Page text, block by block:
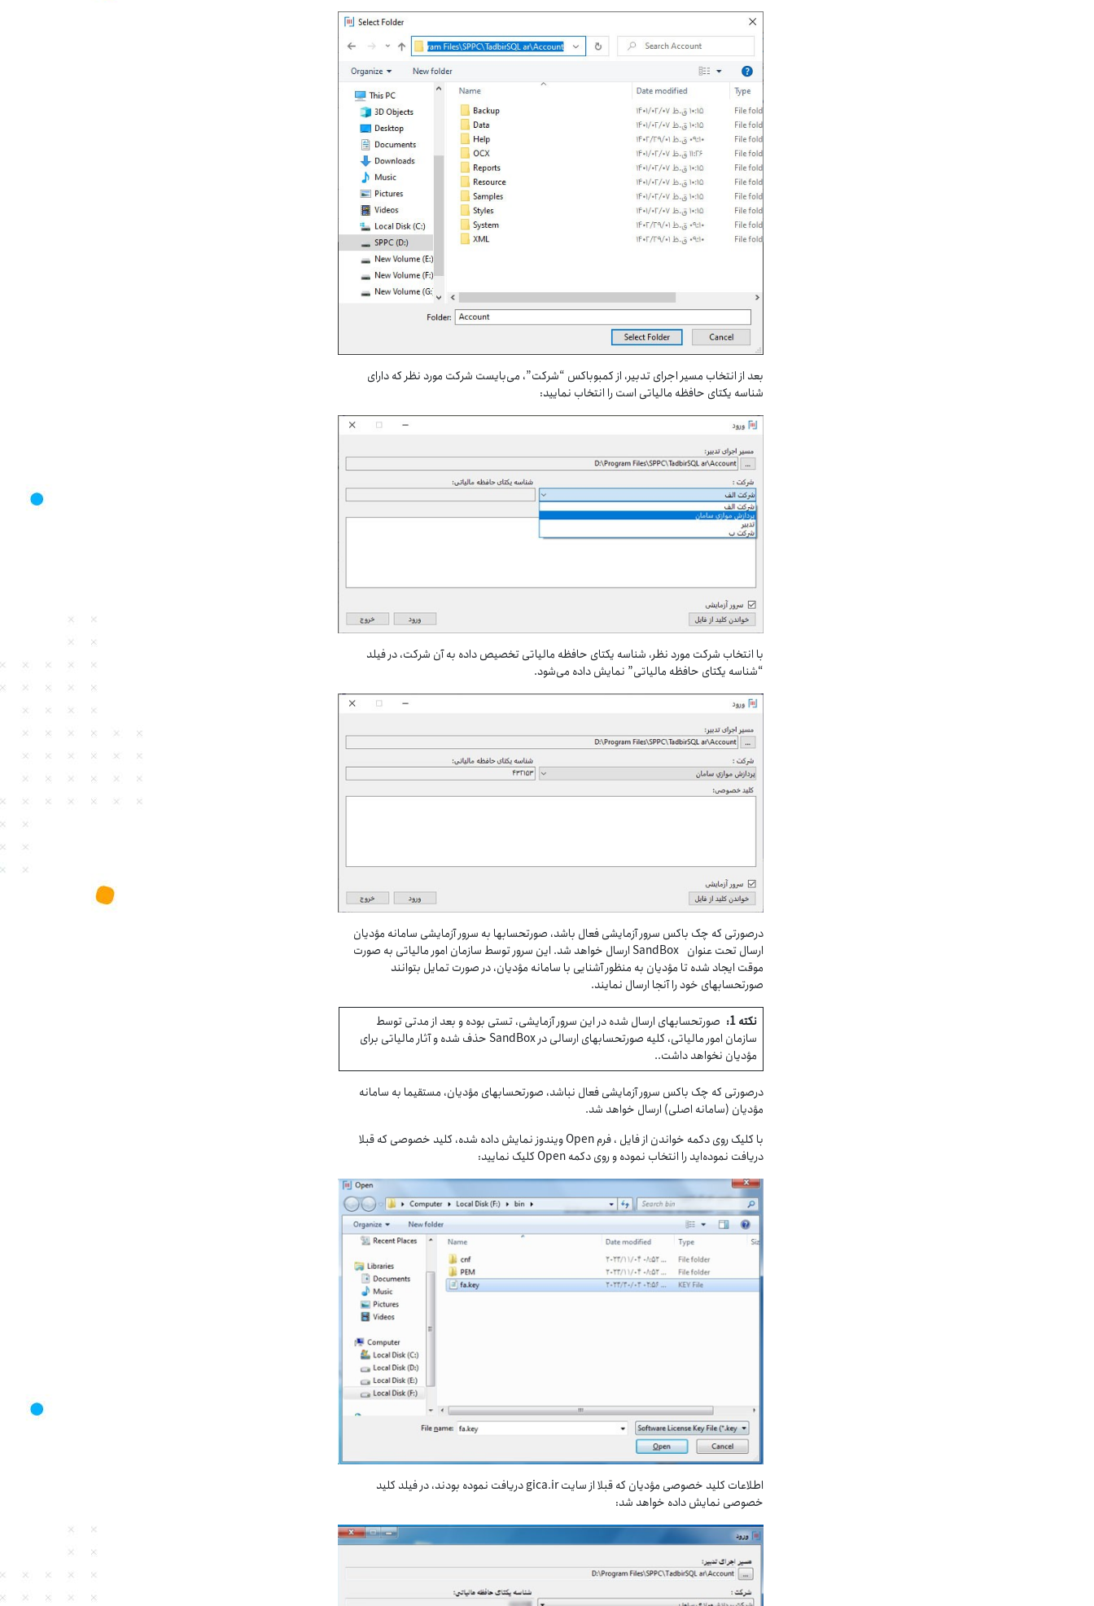
بعد از انتخاب مسیر اجرای تدبیر، از کمبوباکس “شرکت”، می‌بایست شرکت مورد نظر که دارای
شناسه یکتای حافظه مالیاتی است را انتخاب نمایید:
با انتخاب شرکت مورد نظر، شناسه یکتای حافظه مالیاتی تخصیص داده به آن شرکت، در فیلد
“شناسه یکتای حافظه مالیاتی” نمایش داده می‌شود.
درصورتی که چک باکس سرور آزمایشی فعال باشد، صورتحسابها به سرور آزمایشی سامانه مؤدیان
ارسال تحت عنوان SandBox ارسال خواهد شد. این سرور توسط سازمان امور مالیاتی به صورت
موقت ایجاد شده تا مؤدیان به منظور آشنایی با سامانه مؤدیان، در صورت تمایل بتوانند
صورتحسابهای خود را آنجا ارسال نمایند.
نکته 1:
صورتحسابهای ارسال شده در این سرور آزمایشی، تستی بوده و بعد از مدتی توسط
سازمان امور مالیاتی، کلیه صورتحسابهای ارسالی در SandBox حذف شده و آثار مالیاتی برای
مؤدیان نخواهد داشت..
درصورتی که چک باکس سرور آزمایشی فعال نباشد، صورتحسابهای مؤدیان، مستقیما به سامانه
مؤدیان (سامانه اصلی) ارسال خواهد شد.
با کلیک روی دکمه خواندن از فایل ، فرم Open ویندوز نمایش داده شده، کلید خصوصی که قبلا
دریافت نموده‌اید را انتخاب نموده و روی دکمه Open کلیک نمایید:
اطلاعات کلید خصوصی مؤدیان که قبلا از سایت gica.ir دریافت نموده بودند، در فیلد کلید
خصوصی نمایش داده خواهد شد: